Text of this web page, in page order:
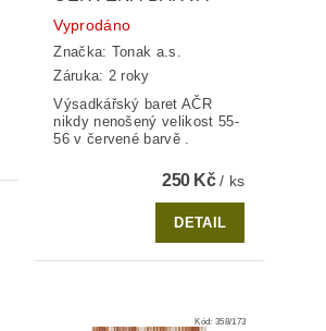
Vyprodáno
Značka: Tonak a.s.
Záruka: 2 roky
Výsadkářský baret AČR
nikdy nenošený velikost 55-
56 v červené barvě .
250 Kč/ ks
DETAIL
Kód: 358/173